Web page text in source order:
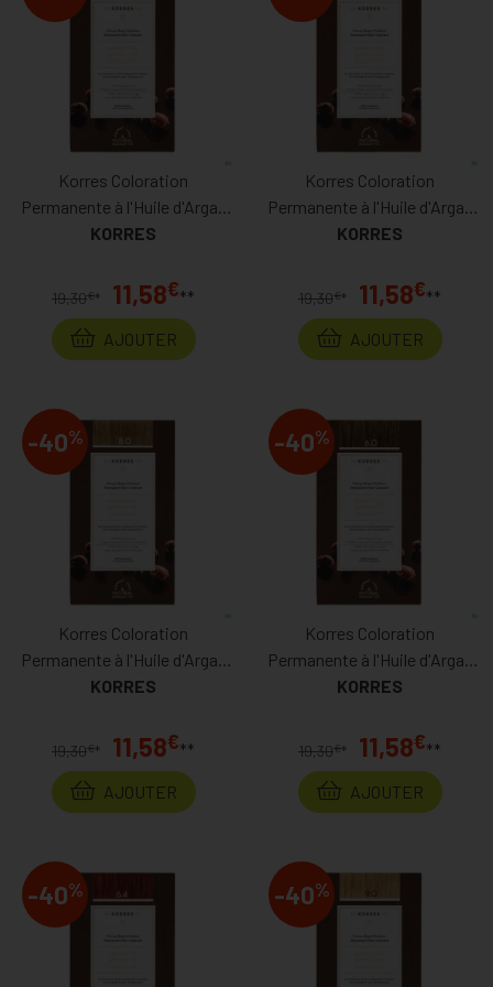
Korres Coloration
Permanente à l'Huile d'Argan
Blonc Clair Cendré 8.1
KORRES
19,30€* 11,58€**
AJOUTER
Korres Coloration
Permanente à l'Huile d'Argan
Blond 7.0
KORRES
19,30€* 11,58€**
AJOUTER
-40%
Korres Coloration
Permanente à l'Huile d'Argan
Blond Clair 8.0
KORRES
19,30€* 11,58€**
AJOUTER
-40%
Korres Coloration
Permanente à l'Huile d'Argan
Blond Foncé 6.0
KORRES
19,30€* 11,58€**
AJOUTER
-40% -40%